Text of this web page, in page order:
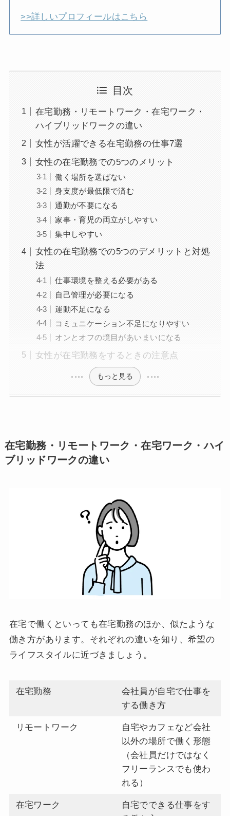
>>詳しいプロフィールはこちら
目次
在宅勤務・リモートワーク・在宅ワーク・
ハイブリッドワークの違い
女性が活躍できる在宅勤務の仕事7選
女性の在宅勤務での5つのメリット
働く場所を選ばない
身支度が最低限で済む
通勤が不要になる
家事・育児の両立がしやすい
集中しやすい
女性の在宅勤務での5つのデメリットと対処
法
仕事環境を整える必要がある
自己管理が必要になる
運動不足になる
コミュニケーション不足になりやすい
オンとオフの境目があいまいになる
女性が在宅勤務をするときの注意点
もっと見る
在宅勤務・リモートワーク・在宅ワーク・ハイ
ブリッドワークの違い
在宅で働くといっても在宅勤務のほか、似たような
働き方があります。それぞれの違いを知り、希望の
ライフスタイルに近づきましょう。
在宅勤務
会社員が自宅で仕事を
する働き方
リモートワーク
自宅やカフェなど会社
以外の場所で働く形態
（会社員だけではなく
フリーランスでも使わ
れる）
在宅ワーク
自宅でできる仕事をす